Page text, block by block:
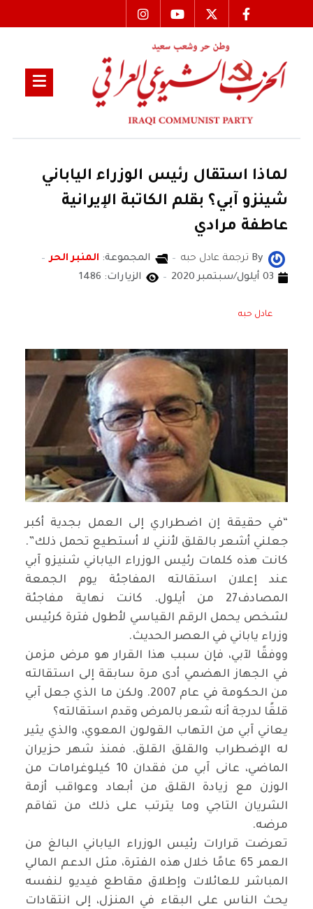
لماذا استقال رئيس الوزراء الياباني
شينزو آبي؟ بقلم الكاتبة الإيرانية
عاطفة مرادي
By ترجمة عادل حبه المجموعة: المنبر الحر
03 أيلول/سبتمبر 2020
الزيارات: 1486
عادل حبه
“في حقيقة إن اضطراري إلى العمل بجدية أكبر
جعلني أشعر بالقلق لأنني لا أستطيع تحمل ذلك”.
كانت هذه كلمات رئيس الوزراء الياباني شنيزو آبي
عند إعلان استقالته المفاجئة يوم الجمعة
المصادف27 من أيلول. كانت نهاية مفاجئة
لشخص يحمل الرقم القياسي لأطول فترة كرئيس
وزراء ياباني في العصر الحديث.
ووفقًا لآبي، فإن سبب هذا القرار هو مرض مزمن
في الجهاز الهضمي أدى مرة سابقة إلى استقالته
من الحكومة في عام 2007. ولكن ما الذي جعل آبي
قلقًا لدرجة أنه شعر بالمرض وقدم استقالته؟
يعاني آبي من التهاب القولون المعوي، والذي يثير
له الإضطراب والقلق القلق. فمنذ شهر حزيران
الماضي، عانى آبي من فقدان 10 كيلوغرامات من
الوزن مع زيادة القلق من أبعاد وعواقب أزمة
الشريان التاجي وما يترتب على ذلك من تفاقم
مرضه.
تعرضت قرارات رئيس الوزراء الياباني البالغ من
العمر 65 عامًا خلال هذه الفترة، مثل الدعم المالي
المباشر للعائلات وإطلاق مقاطع فيديو لنفسه
يحث الناس على البقاء في المنزل، إلى انتقادات